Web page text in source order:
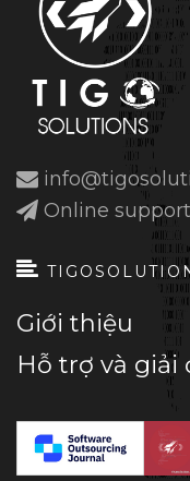
Online
Giới thiệu
Hỗ trợ và giải